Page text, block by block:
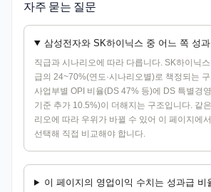
자주 묻는 질문
삼성전자와 SK하이닉스 중 어느 쪽 성
직급과 시나리오에 따라 다릅니다. SK하이닉
급의 24~70%(연도·시나리오별)로 책정되는
사업부별 OPI 비율(DS 47% 등)에 DS 특별경
기준 추가 10.5%)이 더해지는 구조입니다. 같
리오에 따라 우위가 바뀔 수 있어 이 페이지에
선택해 직접 비교해야 합니다.
이 페이지의 영업이익 수치는 성과급 비